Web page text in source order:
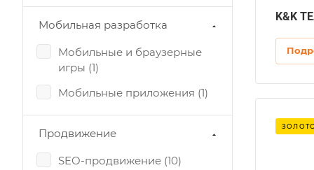
K&K
OpenCart (5)
Tilda (5)
UMI (1)
Мобильная разработка
Мобильные и браузерные
игры (1)
Мобильные приложения (1)
Продвижение
SEO-продвижение (10)